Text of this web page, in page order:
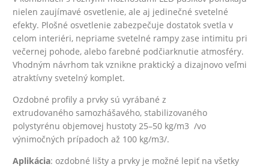
nielen zaujímavé osvetlenie, ale aj jedinečné svetelné
efekty. Plošné osvetlenie zabezpečuje dostatok svetla v
celom interiéri, nepriame svetelné rampy zase intimitu pri
večernej pohode, alebo farebné podčiarknutie atmosféry.
Vhodným návrhom tak vznikne praktický a dizajnovo veľmi
atraktívny svetelný komplet.
Ozdobné profily a prvky sú vyrábané z
extrudovaného samozhášavého, stabilizovaného
polystyrénu objemovej hustoty 25–50 kg/m3 /vo
výnimočných prípadoch až 100 kg/m3/.
Aplikácia: ozdobné lišty a prvky je možné lepiť na všetky